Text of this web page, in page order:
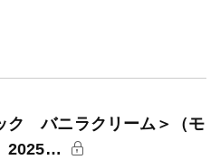
ク バニラクリーム＞（モ
2025…